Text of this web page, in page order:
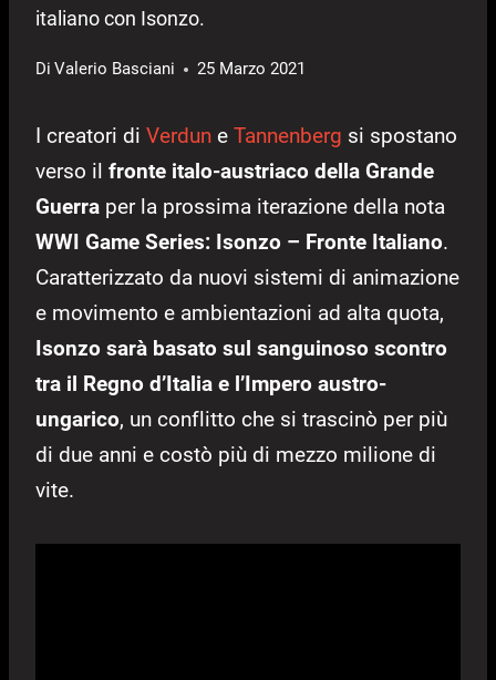
italiano con Isonzo.
Di Valerio Basciani 25 Marzo 2021
I creatori di Verdun e Tannenberg si spostano
verso il fronte italo-austriaco della Grande
Guerra per la prossima iterazione della nota
WWI Game Series: Isonzo – Fronte Italiano.
Caratterizzato da nuovi sistemi di animazione
e movimento e ambientazioni ad alta quota,
Isonzo sarà basato sul sanguinoso scontro
tra il Regno d’Italia e l’Impero austro-
ungarico, un conflitto che si trascinò per più
di due anni e costò più di mezzo milione di
vite.